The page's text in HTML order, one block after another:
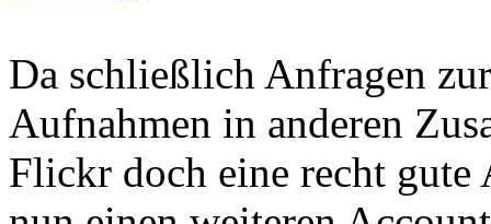
Da schließlich Anfragen
Aufnahmen in anderen
Flickr doch eine recht